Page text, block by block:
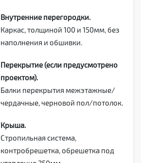
Внутренние перегородки.
Каркас, толщиной 100 и 150мм, без
наполнения и обшивки.
Перекрытие (если предусмотрено
проектом).
Балки перекрытия межэтажные/
чердачные, черновой пол/потолок.
Крыша.
Стропильная система,
контробрешетка, обрешетка под